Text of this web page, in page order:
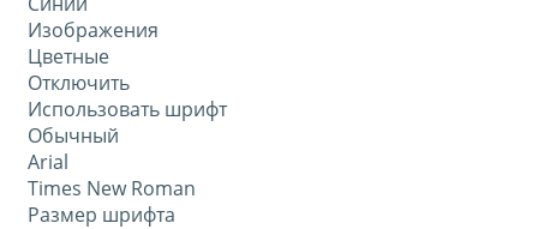
Изображения
Цветные
Отключить
Использовать шрифт
Обычный
Arial
Times New Roman
Размер шрифта